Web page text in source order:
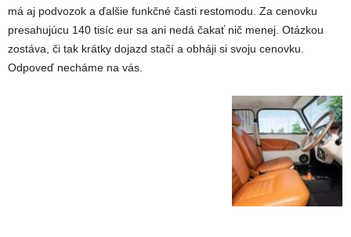
má aj podvozok a ďalšie funkčné časti restomodu. Za cenovku
presahujúcu 140 tisíc eur sa ani nedá čakať nič menej. Otázkou
zostáva, či tak krátky dojazd stačí a obháji si svoju cenovku.
Odpoveď necháme na vás.